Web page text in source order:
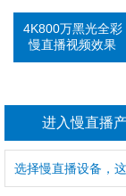
4K800万黑光全彩
慢直播视频效果
进入慢直播
选择慢直播设备，